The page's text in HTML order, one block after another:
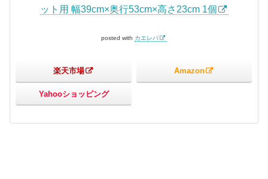
ット用 幅39cm×奥行53cm×高さ23cm 1個
posted with カエレバ
楽天市場 Amazon
Yahooショッピング